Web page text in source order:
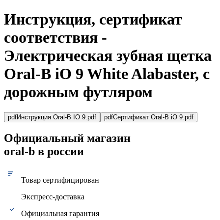
Инструкция, сертификат
соответствия -
Электрическая зубная щетка
Oral-B iO 9 White Alabaster, с
дорожным футляром
pdfИнструкция Oral-B IO 9.pdf pdfСертификат Oral-B iO 9.pdf
Официальный магазин
oral-b в россии
Товар сертифицирован
Экспресс-доставка
Официальная гарантия